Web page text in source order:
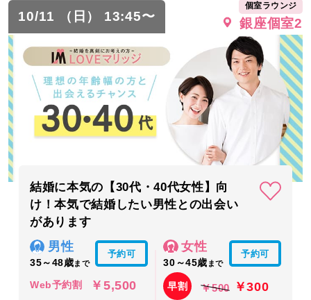
10/11 （日） 13:45〜
個室ラウンジ
銀座個室2
結婚に本気の【30代・40代女性】向
け！本気で結婚したい男性との出会い
があります
男性
35～48歳まで
予約可
Web予約割 ￥5,500
女性
30～45歳 まで
予約可
早割 ￥500 ￥300